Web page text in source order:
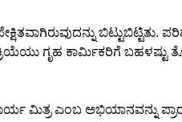
ಬಿಟ್ಟುಬಿಟ್ಟಿತು.
ಗೃಹ ಕಾರ್ಮಿಕರಿಗೆ ಬಹಳಷ್ಟು
ಮಿತ್ರ ಎಂಬ ಅಭಿಯಾನವನ್ನು